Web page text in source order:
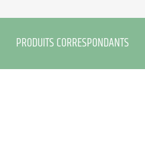
PRODUITS CORRESPONDANTS